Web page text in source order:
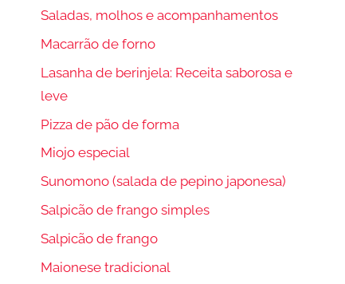
Saladas, molhos e acompanhamentos
Macarrão de forno
Lasanha de berinjela: Receita saborosa e
leve
Pizza de pão de forma
Miojo especial
Sunomono (salada de pepino japonesa)
Salpicão de frango simples
Salpicão de frango
Maionese tradicional